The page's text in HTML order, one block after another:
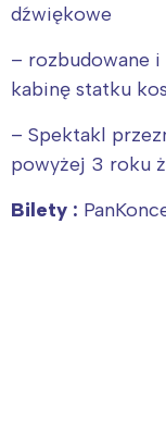
dźwiękowe
– rozbudowane
kabinę statku
– Spektakl
powyżej 3 roku
Bilety :